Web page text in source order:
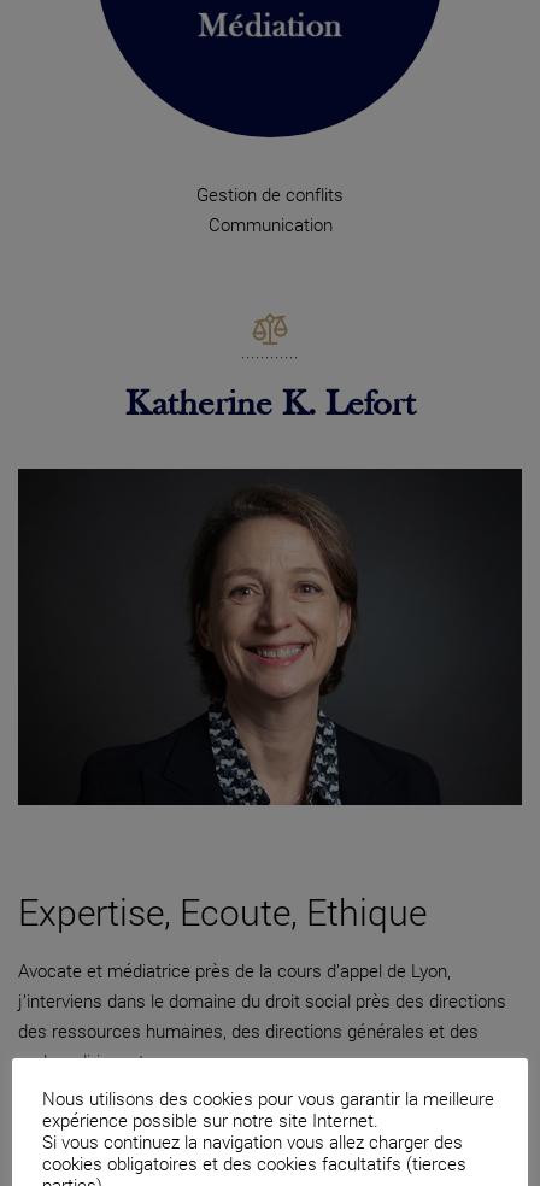
Gestion de conflits
Communication
Katherine K. Lefort
Expertise, Ecoute, Ethique
Avocate et médiatrice près de la cours d’appel de Lyon,
j’interviens dans le domaine du droit social près des directions
des ressources humaines, des directions générales et des
cadres dirigeants.
04 82 53 71 51
Contacter par mail
Nous utilisons des cookies pour vous garantir la meilleure
expérience possible sur notre site Internet.
Si vous continuez la navigation vous allez charger des
cookies obligatoires et des cookies facultatifs (tierces